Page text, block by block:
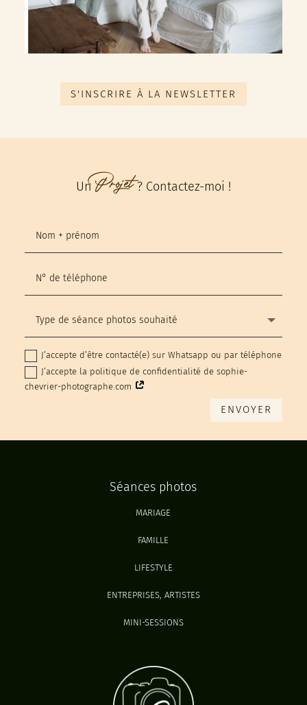
S'INSCRIRE À LA NEWSLETTER
Un Projet? Contactez-moi !
J’accepte d’être contacté(e) sur Whatsapp ou par téléphone
J’accepte la politique de confidentialité de sophie-
chevrier-photographe.com
ENVOYER
Séances photos
MARIAGE
FAMILLE
LIFESTYLE
ENTREPRISES, ARTISTES
MINI-SESSIONS